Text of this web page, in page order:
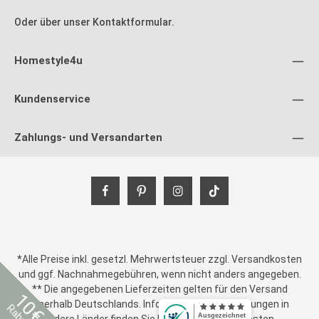
Oder über unser Kontaktformular.
Homestyle4u
Kundenservice
Zahlungs- und Versandarten
10€
*Alle Preise inkl. gesetzl. Mehrwertsteuer zzgl. Versandkosten
und ggf. Nachnahmegebühren, wenn nicht anders angegeben.
** Die angegebenen Lieferzeiten gelten für den Versand
innerhalb Deutschlands. Informationen zu Lieferungen in